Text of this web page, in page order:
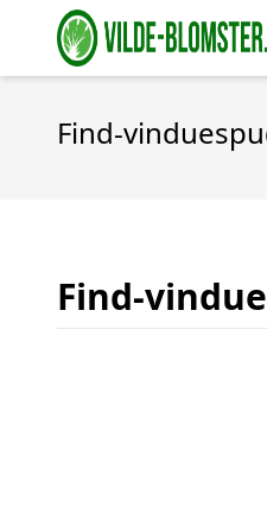
Find-
Find-